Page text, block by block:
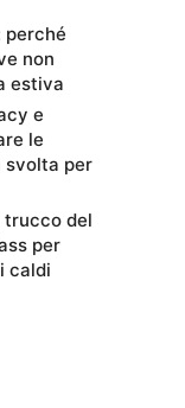
perché
non
estiva
e
le
svolta per
trucco del
per
caldi